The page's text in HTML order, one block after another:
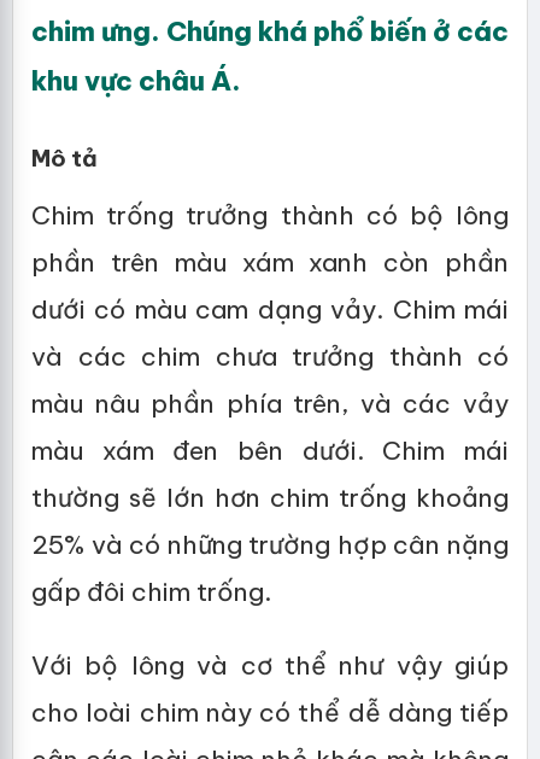
chim ưng. Chúng khá phổ biến ở các
khu vực châu Á.
Mô tả
Chim trống trưởng thành có bộ lông
phần trên màu xám xanh còn phần
dưới có màu cam dạng vảy. Chim mái
và các chim chưa trưởng thành có
màu nâu phần phía trên, và các vảy
màu xám đen bên dưới. Chim mái
thường sẽ lớn hơn chim trống khoảng
25% và có những trường hợp cân nặng
gấp đôi chim trống.
Với bộ lông và cơ thể như vậy giúp
cho loài chim này có thể dễ dàng tiếp